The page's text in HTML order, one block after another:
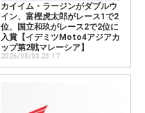
カイイム・ラージンがダブルウ
イン、富樫虎太郎がレース1で2
位、国立和玖がレース2で2位に
入賞【イデミツMoto4アジアカ
ップ第2戦マレーシア】
2026/08/03 23:17